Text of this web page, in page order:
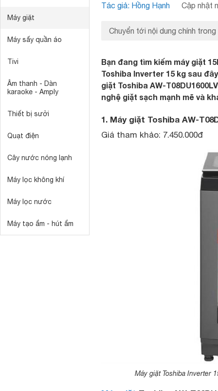
Máy giặt
Máy sấy quần áo
Tivi
Âm thanh - Dàn
karaoke - Amply
Thiết bị sưởi
Quạt điện
Cây nước nóng lạnh
Máy lọc không khí
Máy lọc nước
Máy tạo ẩm - hút ẩm
Tác giả: Hồng Hạnh Cập nhật
Chuyển tới nội dung chính trong
Bạn đang tìm kiếm máy giặt
Toshiba Inverter 15 kg sau
giặt Toshiba AW-
nghệ giặt sạch mạnh mẽ và
1. Máy giặt Toshiba AW-
Giá tham khảo: 7.450.000đ
Máy giặt Toshiba Inverter